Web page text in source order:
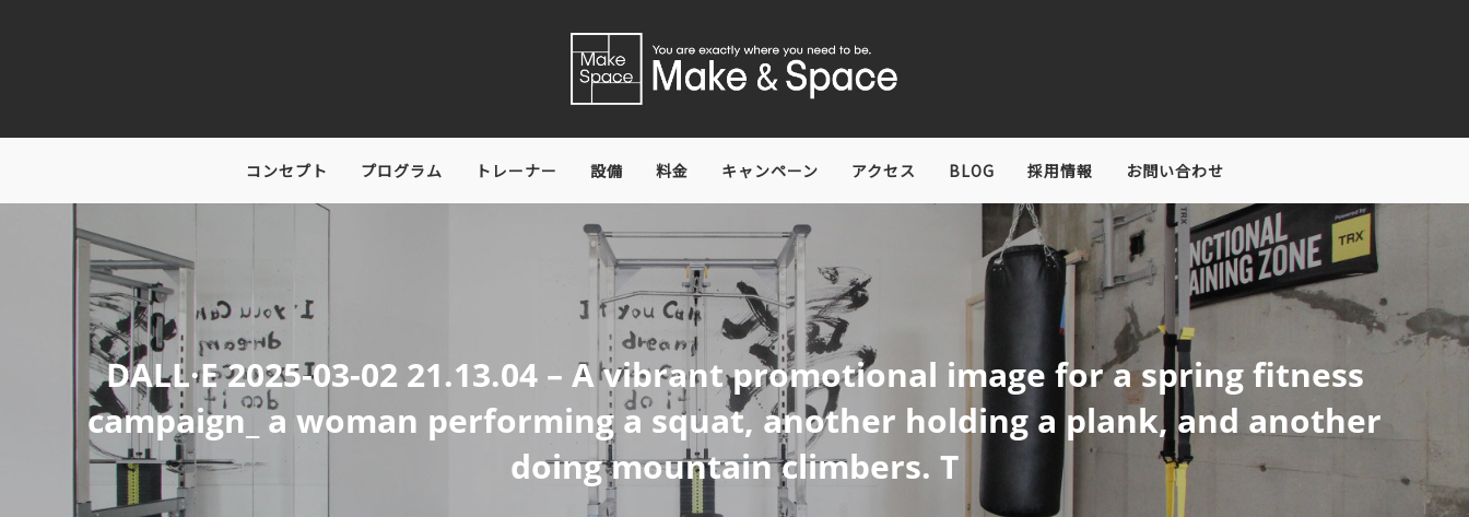
コンセプト プログラム トレーナー 設備 料金 キャンペーン アクセス BLOG 採用情報 お問い合わせ
DALL·E 2025-03-02 21.13.04 – A vibrant promotional image for a spring fitness
campaign_ a woman performing a squat, another holding a plank, and another
doing mountain climbers. T